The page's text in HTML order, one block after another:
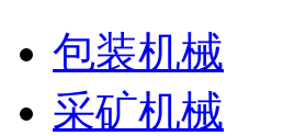
包装机械
采矿机械